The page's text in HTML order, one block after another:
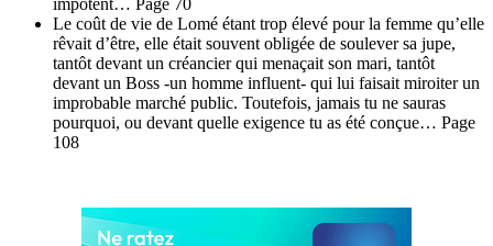
impotent… Page 70
Le coût de vie de Lomé étant trop élevé pour la femme qu’elle
rêvait d’être, elle était souvent obligée de soulever sa jupe,
tantôt devant un créancier qui menaçait son mari, tantôt
devant un Boss -un homme influent- qui lui faisait miroiter un
improbable marché public. Toutefois, jamais tu ne sauras
pourquoi, ou devant quelle exigence tu as été conçue… Page
108